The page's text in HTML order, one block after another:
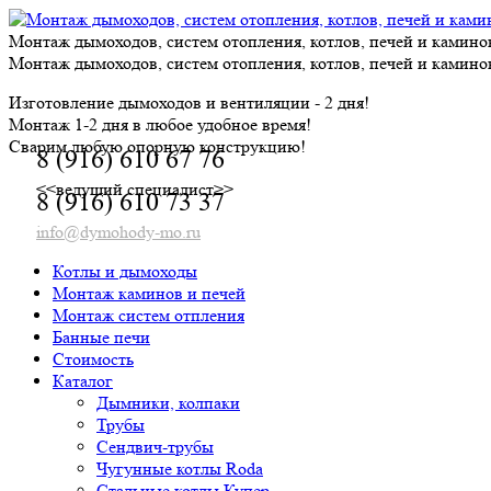
Skip
to
content
Монтаж дымоходов, систем отопления, котлов, печей и
Монтаж дымоходов, систем отопления, котлов, печей и
Изготовление дымоходов и вентиляции - 2 дня!
Монтаж 1-2 дня в любое удобное время!
Сварим любую опорную конструкцию!
8 (916) 610 67 76
<<ведущий специалист>>
8 (916) 610 73 37
info@dymohody-mo.ru
Котлы и дымоходы
Монтаж каминов и печей
Монтаж систем отпления
Банные печи
Стоимость
Каталог
Дымники, колпаки
Трубы
Сендвич-трубы
Чугунные котлы Roda